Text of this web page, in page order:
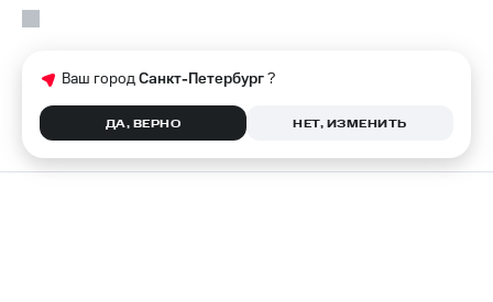
Ваш городСанкт-Петербург?
ДА, ВЕРНО НЕТ, ИЗМЕНИТЬ